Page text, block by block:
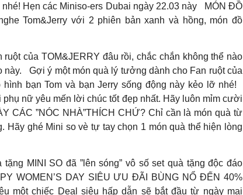
Hẹn các Miniso-ers Dubai ngày 22.03 này
MÓN ĐỒ
Tom&Jerry với 2 phiên bản xanh và hồng, món đồ
của TOM&JERRY đâu rồi, chắc chắn không thể nào
này.
Gợi ý một món quà lý tưởng dành cho Fan ruột của
bạn Tom và bạn Jerry sống động này kẻo lỡ nhé!
nữ yêu mến lời chúc tốt đẹp nhất. Hãy luôn mỉm cười
CÁC ”NÓC NHÀ”THÍCH CHỨ? Chỉ cần là món quà từ
Hãy ghé Mini so vè tự tay chọn 1 món quà thể hiện lòng
MINI SO đã ”lên sóng” vô số set quà tặng độc đáo
WOMEN’S DAY SIÊU ƯU ĐÃI BÙNG NỔ ĐẾN 40%
một chiếc Deal siêu hấp dẫn sẽ bắt đầu từ ngày mai